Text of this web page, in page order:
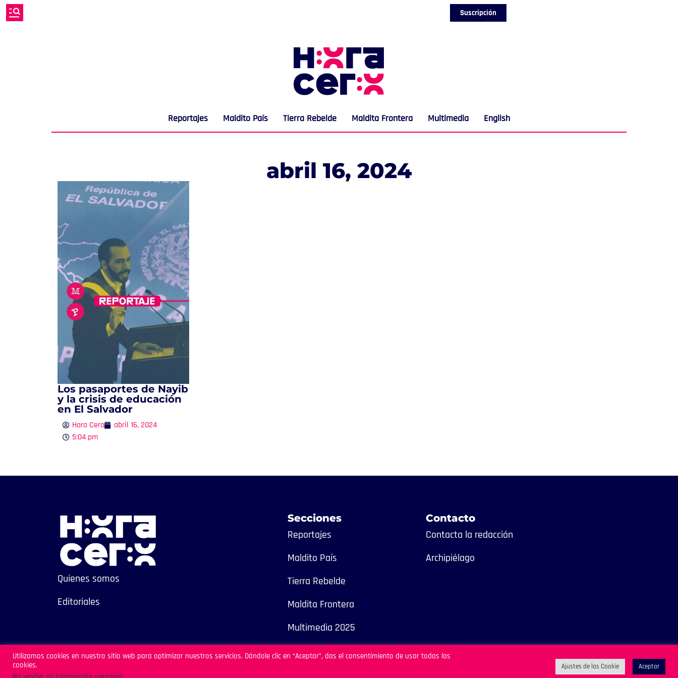
Suscripción
Reportajes Maldito País Tierra Rebelde Maldita Frontera Multimedia English
abril 16, 2024
Los pasaportes de Nayib
y la crisis de educación
en El Salvador
Hora Cero
abril 16, 2024
5:04 pm
Quienes somos
Editoriales
Secciones
Reportajes
Maldito País
Tierra Rebelde
Maldita Frontera
Multimedia 2025
Contacto
Contacta la redacción
Archipiélago
Sitio Desarrollado por Archipiélago
Utilizamos cookies en nuestro sitio web para optimizar nuestros servicios. Dándole clic en “Aceptar”, das el consentimiento de usar todas las
cookies.
Ajustes de las Cookie Aceptar